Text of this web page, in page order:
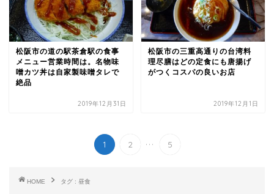
松阪市の道の駅茶倉駅の食事
メニュー営業時間は。名物味
噌カツ丼は自家製味噌タレで
絶品
2019年12月31日
松阪市の三重高通りの台湾料
理尽膳はどの定食にも唐揚げ
がつくコスパの良いお店
2019年12月1日
1 2 ... 5
HOME タグ : 昼食